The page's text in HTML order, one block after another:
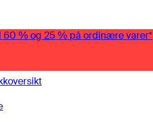
60 % og 25 % på ordinære varer*